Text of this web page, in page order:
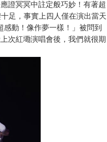
證冥冥中註定般巧妙！有著超
足，事實上四人僅在演出當天
動！像作夢一樣！」被問到
次紅墈演唱會後，我們就很期